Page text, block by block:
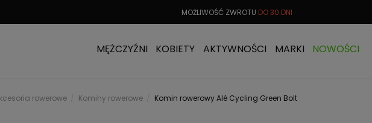
MOŻLIWOŚĆ ZWROTU DO 30 DNI
MĘŻCZYŹNI KOBIETY AKTYWNOŚCI MARKI
NOWOŚCI
rowerowe Kominy rowerowe Komin rowerowy Alé Cycling Green Bolt